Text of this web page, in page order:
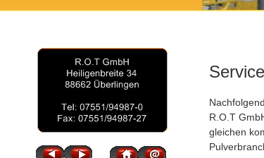
R.O.T
gleichen